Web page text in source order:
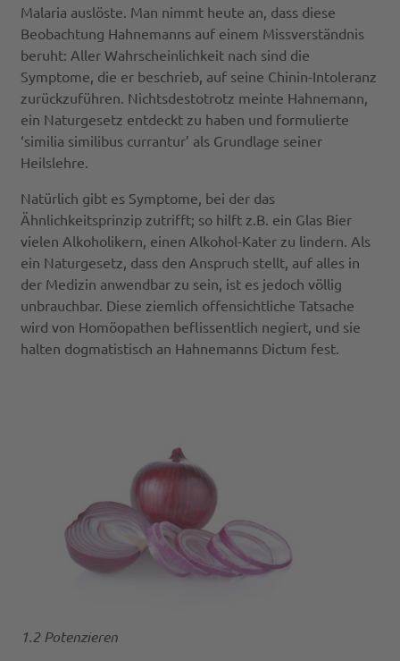
Malaria auslöste. Man nimmt heute an, dass diese
Beobachtung Hahnemanns auf einem Missverständnis
beruht: Aller Wahrscheinlichkeit nach sind die
Symptome, die er beschrieb, auf seine Chinin-Intoleranz
zurückzuführen. Nichtsdestotrotz meinte Hahnemann,
ein Naturgesetz entdeckt zu haben und formulierte
‘similia similibus currantur’ als Grundlage seiner
Heilslehre.
Natürlich gibt es Symptome, bei der das
Ähnlichkeitsprinzip zutrifft; so hilft z.B. ein Glas Bier
vielen Alkoholikern, einen Alkohol-Kater zu lindern. Als
ein Naturgesetz, dass den Anspruch stellt, auf alles in
der Medizin anwendbar zu sein, ist es jedoch völlig
unbrauchbar. Diese ziemlich offensichtliche Tatsache
wird von Homöopathen beflissentlich negiert, und sie
halten dogmatistisch an Hahnemanns Dictum fest.
1.2 Potenzieren